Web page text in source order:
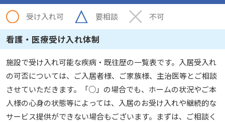
受け入れ可 要相談 不可
看護・医療受け入れ体制
施設で受け入れ可能な疾病・既往歴の一覧表です。入居受入れ
の可否については、ご入居者様、ご家族様、主治医等とご相談
させていただきます。「○」の場合でも、ホームの状況やご本
人様の心身の状態等によっては、入居のお受け入れや継続的な
サービス提供ができない場合もございます。まずは、ご相談く